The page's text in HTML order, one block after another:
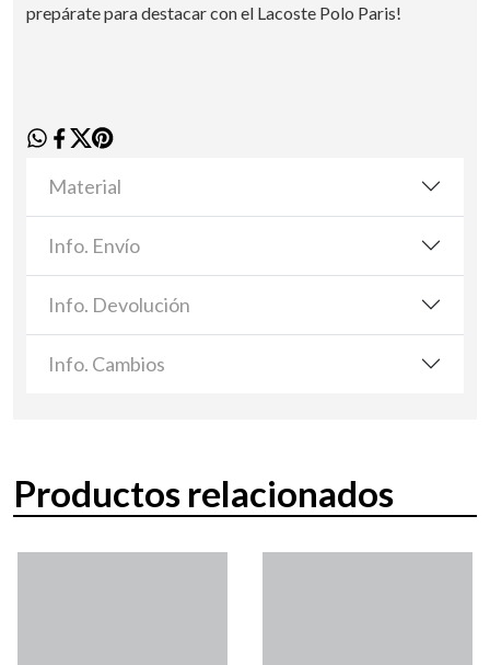
prepárate para destacar con el Lacoste Polo Paris!
Material
Info. Envío
Info. Devolución
Info. Cambios
Productos relacionados